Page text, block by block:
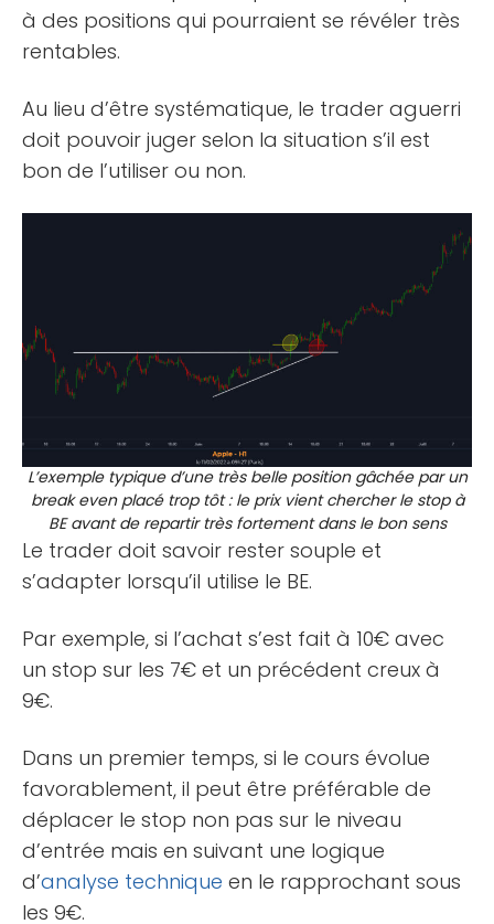
à des positions qui pourraient se révéler très
rentables.
Au lieu d’être systématique, le trader aguerri
doit pouvoir juger selon la situation s’il est
bon de l’utiliser ou non.
L’exemple typique d’une très belle position gâchée par un
break even placé trop tôt : le prix vient chercher le stop à
BE avant de repartir très fortement dans le bon sens
Le trader doit savoir rester souple et
s’adapter lorsqu’il utilise le BE.
Par exemple, si l’achat s’est fait à 10€ avec
un stop sur les 7€ et un précédent creux à
9€.
Dans un premier temps, si le cours évolue
favorablement, il peut être préférable de
déplacer le stop non pas sur le niveau
d’entrée mais en suivant une logique
d’analyse technique en le rapprochant sous
les 9€.